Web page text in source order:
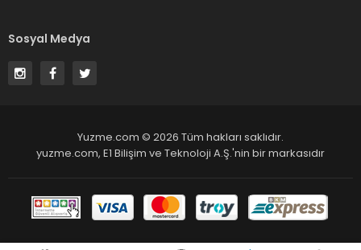
Sosyal Medya
Yuzme.com © 2026 Tüm hakları saklıdır.
yuzme.com, E1 Bilişim ve Teknoloji A.Ş.'nin bir markasıdır